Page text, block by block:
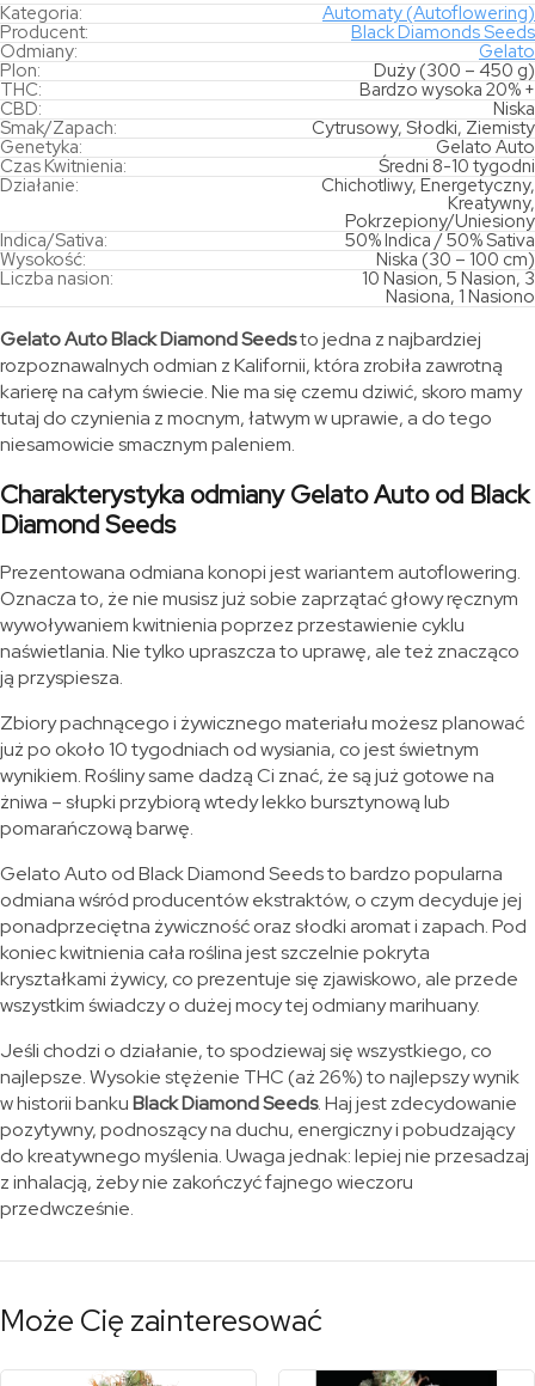
Kategoria:
Automaty (Autoflowering)
Producent:
Black Diamonds Seeds
Odmiany:
Gelato
Plon:
Duży (300 – 450 g)
THC:
Bardzo wysoka 20% +
CBD:
Niska
Smak/Zapach:
Cytrusowy, Słodki, Ziemisty
Genetyka:
Gelato Auto
Czas Kwitnienia:
Średni 8-10 tygodni
Działanie:
Chichotliwy, Energetyczny,
Kreatywny,
Pokrzepiony/Uniesiony
Indica/Sativa:
50% Indica / 50% Sativa
Wysokość:
Niska (30 – 100 cm)
Liczba nasion:
10 Nasion, 5 Nasion, 3
Nasiona, 1 Nasiono
Gelato Auto Black Diamond Seedsto jedna z najbardziej
rozpoznawalnych odmian z Kalifornii, która zrobiła zawrotną
karierę na całym świecie. Nie ma się czemu dziwić, skoro mamy
tutaj do czynienia z mocnym, łatwym w uprawie, a do tego
niesamowicie smacznym paleniem.
Charakterystyka odmiany Gelato Auto od Black
Diamond Seeds
Prezentowana odmiana konopi jest wariantem autoflowering.
Oznacza to, że nie musisz już sobie zaprzątać głowy ręcznym
wywoływaniem kwitnienia poprzez przestawienie cyklu
naświetlania. Nie tylko upraszcza to uprawę, ale też znacząco
ją przyspiesza.
Zbiory pachnącego i żywicznego materiału możesz planować
już po około 10 tygodniach od wysiania, co jest świetnym
wynikiem. Rośliny same dadzą Ci znać, że są już gotowe na
żniwa – słupki przybiorą wtedy lekko bursztynową lub
pomarańczową barwę.
Gelato Auto od Black Diamond Seeds to bardzo popularna
odmiana wśród producentów ekstraktów, o czym decyduje jej
ponadprzeciętna żywiczność oraz słodki aromat i zapach. Pod
koniec kwitnienia cała roślina jest szczelnie pokryta
kryształkami żywicy, co prezentuje się zjawiskowo, ale przede
wszystkim świadczy o dużej mocy tej odmiany marihuany.
Jeśli chodzi o działanie, to spodziewaj się wszystkiego, co
najlepsze. Wysokie stężenie THC (aż 26%) to najlepszy wynik
w historii bankuBlack Diamond Seeds. Haj jest zdecydowanie
pozytywny, podnoszący na duchu, energiczny i pobudzający
do kreatywnego myślenia. Uwaga jednak: lepiej nie przesadzaj
z inhalacją, żeby nie zakończyć fajnego wieczoru
przedwcześnie.
Może Cię zainteresować